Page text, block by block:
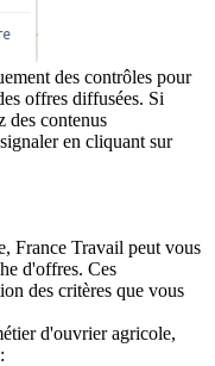
des contrôles pour
offres diffusées. Si
des contenus
en cliquant sur
France Travail peut vous
d'offres. Ces
des critères que vous
d'ouvrier agricole,